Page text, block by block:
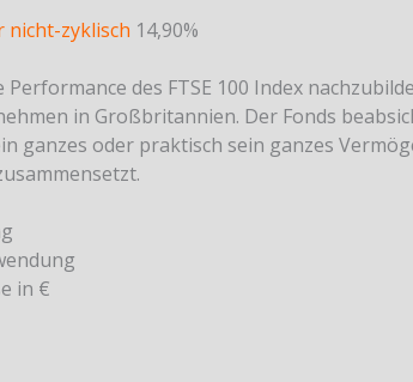
nicht-zyklisch 14,90%
des FTSE 100 Index
in Großbritannien. Der Fonds
ganzes oder praktisch sein ganzes
in €